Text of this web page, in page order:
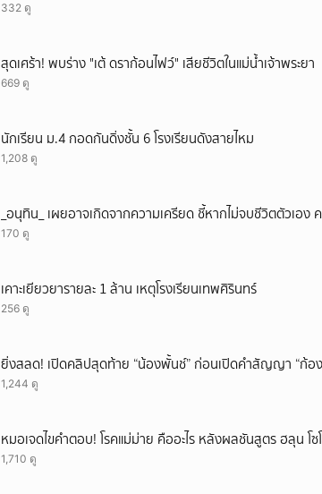
332 ดู
สุดเศร้า! พบร่าง "เต้ ดราก้อนไฟว์" เสียชีวิตในแม่น้ำเจ้าพระยา
669 ดู
นักเรียน ม.4 กอดกันดิ่งชั้น 6 โรงเรียนดังสายไหม
1,208 ดู
_อนุทิน_ เผยอาจเกิดจากความเครียด ชี้หากไม่จบชีวิตตัวเอ
170 ดู
เคาะเยียวยารายละ 1 ล้าน เหตุโรงเรียนเทพศิรินทร์
256 ดู
ยิ่งสลด! เปิดคลิปสุดท้าย “น้องพั้นช์” ก่อนเปิดคำสัญญา “ก้อ
1,244 ดู
หมอเจดไขคำตอบ! โรคแม่ม่าย คืออะไร หลังผลชันสูตร ฮลุน โ
1,710 ดู